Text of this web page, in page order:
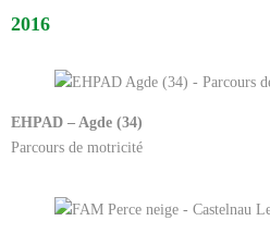
2016
EHPAD – Agde (34)
Parcours de motricité